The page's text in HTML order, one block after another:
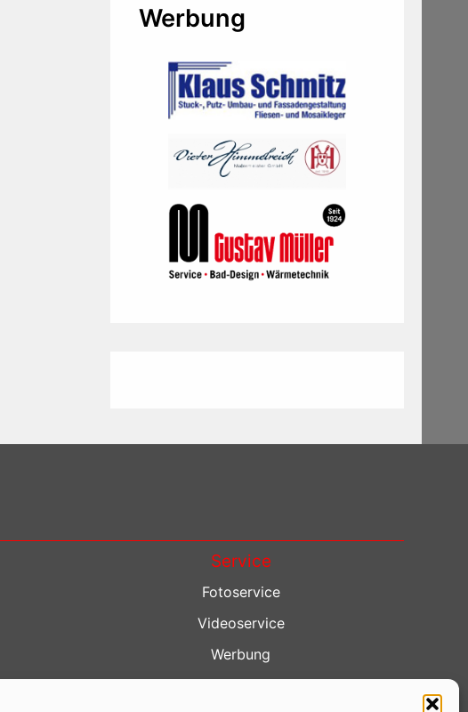
Werbung
Service
Fotoservice
Videoservice
Werbung